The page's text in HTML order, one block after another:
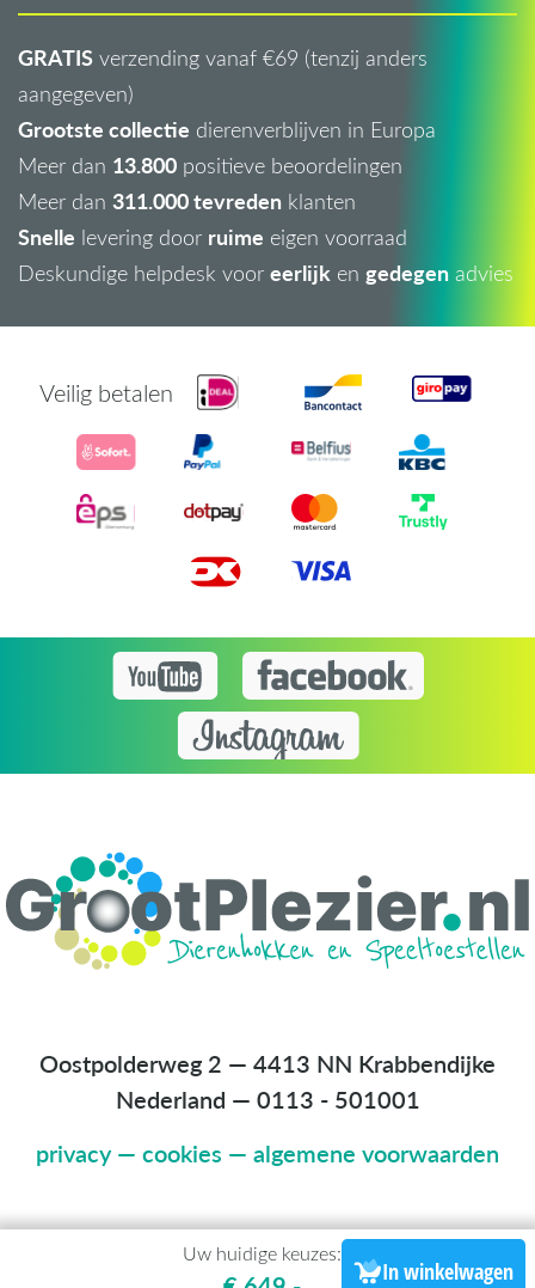
Uw huidige keuzes:
In winkelwagen
GRATIS verzending vanaf €69 (tenzij anders
aangegeven)
Grootste collectie dierenverblijven in Europa
Meer dan 13.800 positieve beoordelingen
Meer dan 311.000 tevreden klanten
Snelle levering door ruime eigen voorraad
Deskundige helpdesk voor eerlijk en gedegen advies
Veilig betalen
Oostpolderweg 2 — 4413 NN Krabbendijke
Nederland — 0113 - 501001
privacy— cookies — algemene voorwaarden